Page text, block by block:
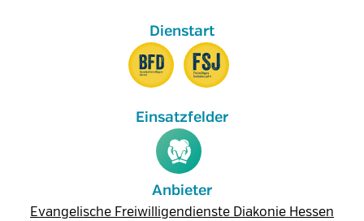
Anbieter
Evangelische Freiwilligendienste Diakonie Hessen